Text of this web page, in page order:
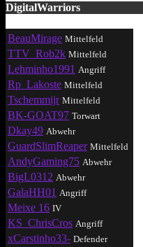
DigitalWarriors
BeauMirage Mittelfeld
TTV_Rob2k Mittelfeld
Lehminho1991 Angriff
Rp_Lakoste Mittelfeld
Tschemmijr Mittelfeld
BK-GOAT97 Torwart
Dkay49 Abwehr
GuardSlimReaper Mittelfeld
AndyGaming75 Abwehr
BigL0312 Abwehr
GalaHH01 Angriff
Meixe 16 IV
KS_ChrisCros Angriff
xCarstinho33- Defender